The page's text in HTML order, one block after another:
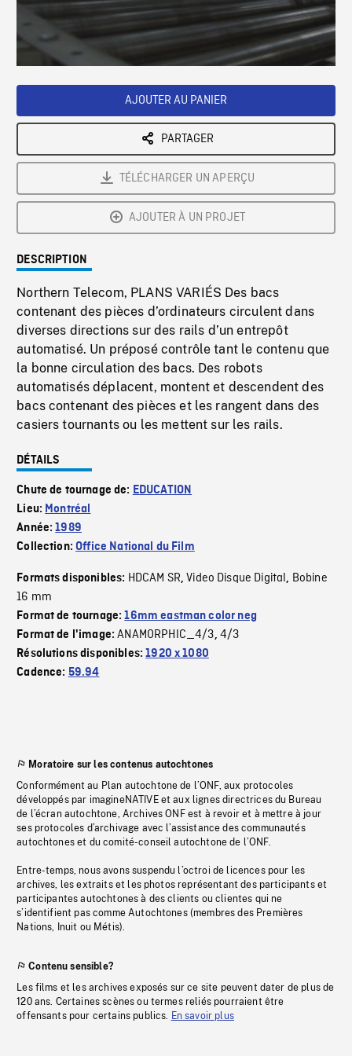
Loaded:
Playback
AJOUTER AU PANIER
PARTAGER
TÉLÉCHARGER UN APERÇU
AJOUTER À UN PROJET
DESCRIPTION
Northern Telecom, PLANS VARIÉS Des bacs
contenant des pièces d’ordinateurs circulent dans
diverses directions sur des rails d’un entrepôt
automatisé. Un préposé contrôle tant le contenu que
la bonne circulation des bacs. Des robots
automatisés déplacent, montent et descendent des
bacs contenant des pièces et les rangent dans des
casiers tournants ou les mettent sur les rails.
DÉTAILS
Chute de tournage de: EDUCATION
Lieu: Montréal
Année:1989
Collection:Office National du Film
Formats disponibles: HDCAM SR,Video Disque Digital, Bobine
16 mm
Format de tournage:16mm eastman color neg
Format de l'image:ANAMORPHIC_4/3, 4/3
Résolutions disponibles:1920 x 1080
Cadence: 59.94
Moratoire sur les contenus autochtones
Conformément au Plan autochtone de l’ONF, aux protocoles
développés par imagineNATIVE et aux lignes directrices du Bureau
de l’écran autochtone, Archives ONF est à revoir et à mettre à jour
ses protocoles d’archivage avec l’assistance des communautés
autochtones et du comité-conseil autochtone de l’ONF.
Entre-temps, nous avons suspendu l’octroi de licences pour les
archives, les extraits et les photos représentant des participants et
participantes autochtones à des clients ou clientes qui ne
s’identifient pas comme Autochtones (membres des Premières
Nations, Inuit ou Métis).
Contenu sensible?
Les films et les archives exposés sur ce site peuvent dater de plus de
120 ans. Certaines scènes ou termes reliés pourraient être
offensants pour certains publics. En savoir plus